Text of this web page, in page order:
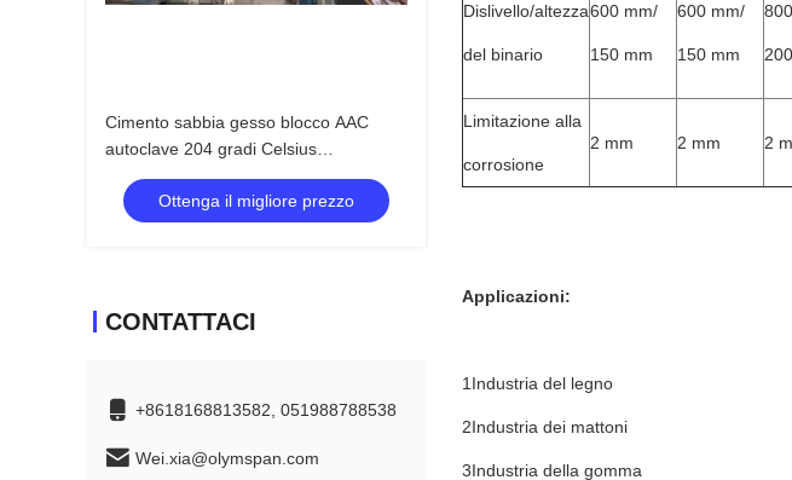
Cimento sabbia gesso blocco AAC
autoclave 204 gradi Celsius
temperatura di progettazione
Ottenga il migliore prezzo
CONTATTACI
+8618168813582, 051988788538
Wei.xia@olymspan.com
Dislivello/altezza
del binario
600 mm/
150 mm
600 mm/
150 mm
Limitazione alla
corrosione
2 mm 2 mm 2
Applicazioni:
1Industria del legno
2Industria dei mattoni
3Industria della gomma